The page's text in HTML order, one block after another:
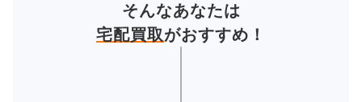
そんなあなたは
宅配買取がおすすめ！